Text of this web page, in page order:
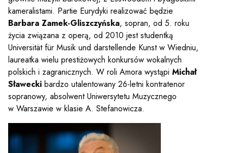
kameralistami. Partie Eurydyki realizować będzie
Barbara Zamek-Gliszczyńska, sopran, od 5. roku
życia związana z operą, od 2010 jest studentką
Universität für Musik und darstellende Kunst w Wiedniu,
laureatka wielu prestiżowych konkursów wokalnych
polskich i zagranicznych. W roli Amora wystąpi Michał
Sławecki bardzo utalentowany 26-letni kontratenor
sopranowy, absolwent Uniwersytetu Muzycznego
w Warszawie w klasie A. Stefanowicza.